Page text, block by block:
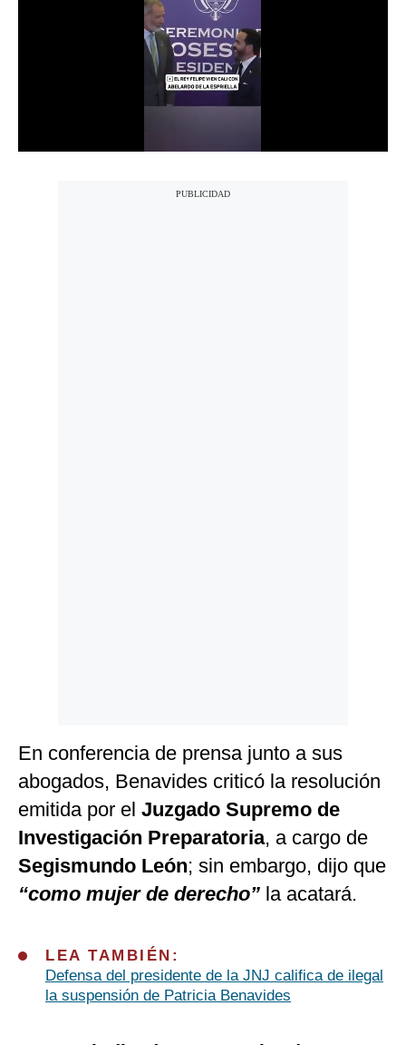
En conferencia de prensa junto a sus
abogados, Benavides criticó la resolución
emitida por el Juzgado Supremo de
Investigación Preparatoria, a cargo de
Segismundo León; sin embargo, dijo que
“como mujer de derecho” la acatará.
LEA TAMBIÉN:
Defensa del presidente de la JNJ califica de ilegal
la suspensión de Patricia Benavides